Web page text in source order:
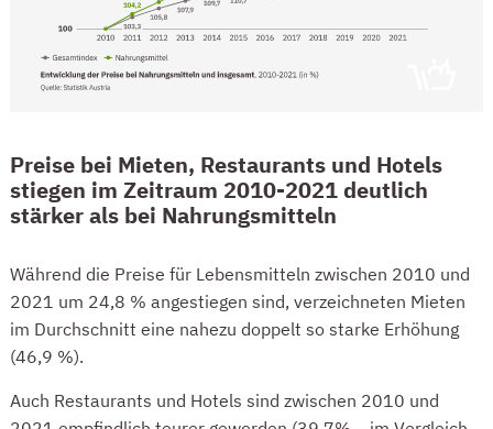
Preise bei Mieten, Restaurants und Hotels
stiegen im Zeitraum 2010-2021 deutlich
stärker als bei Nahrungsmitteln
Während die Preise für Lebensmitteln zwischen 2010 und
2021 um 24,8 % angestiegen sind, verzeichneten Mieten
im Durchschnitt eine nahezu doppelt so starke Erhöhung
(46,9 %).
Auch Restaurants und Hotels sind zwischen 2010 und